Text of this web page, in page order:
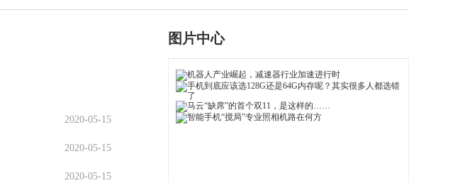
2020-05-15
2020-05-15
2020-05-15
图片中心